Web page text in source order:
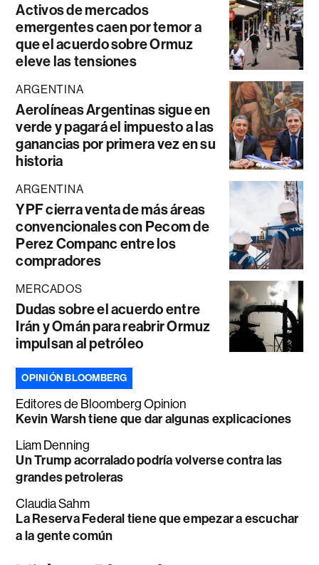
Activos de mercados
emergentes caen por temor a
que el acuerdo sobre Ormuz
eleve las tensiones
ARGENTINA
Aerolíneas Argentinas sigue en
verde y pagará el impuesto a las
ganancias por primera vez en su
historia
ARGENTINA
YPF cierra venta de más áreas
convencionales con Pecom de
Perez Companc entre los
compradores
MERCADOS
Dudas sobre el acuerdo entre
Irán y Omán para reabrir Ormuz
impulsan al petróleo
OPINIÓN BLOOMBERG
Editores de Bloomberg Opinion
Kevin Warsh tiene que dar algunas explicaciones
Liam Denning
Un Trump acorralado podría volverse contra las
grandes petroleras
Claudia Sahm
La Reserva Federal tiene que empezar a escuchar
a la gente común